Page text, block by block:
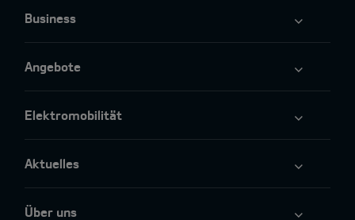
Business
Angebote
Elektromobilität
Aktuelles
Über uns